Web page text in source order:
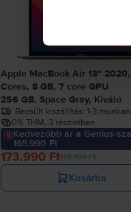
Apple MacBook Air 13″
Cores, 8 GB, 7 core GPU
256 GB, Space Gray, Kiváló
Becsült kiszállítás: 1-3
0% THM, 3 részletben
Kedvezőbb ár a Genius-
165.990 Ft
173.990 Ft179.790 Ft
Kosárba